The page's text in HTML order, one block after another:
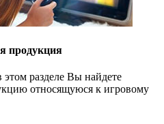
продукция
разделе Вы найдете
относящуюся к игровому